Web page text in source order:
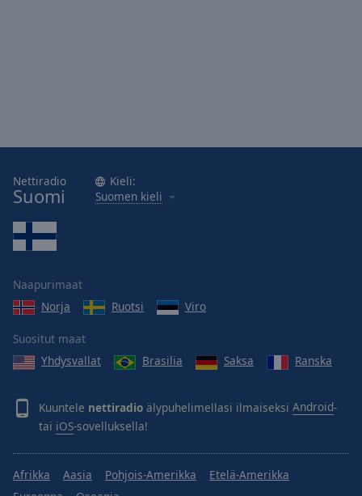
Nettiradio
Suomi
Kieli:
Suomen kieli
Naapurimaat
Norja
Ruotsi Viro
Suositut maat
Yhdysvallat
Brasilia Saksa Ranska
Kuuntele nettiradio älypuhelimellasi ilmaiseksi Android-
tai iOS-sovelluksella!
Afrikka Aasia Pohjois-Amerikka
Etelä-Amerikka